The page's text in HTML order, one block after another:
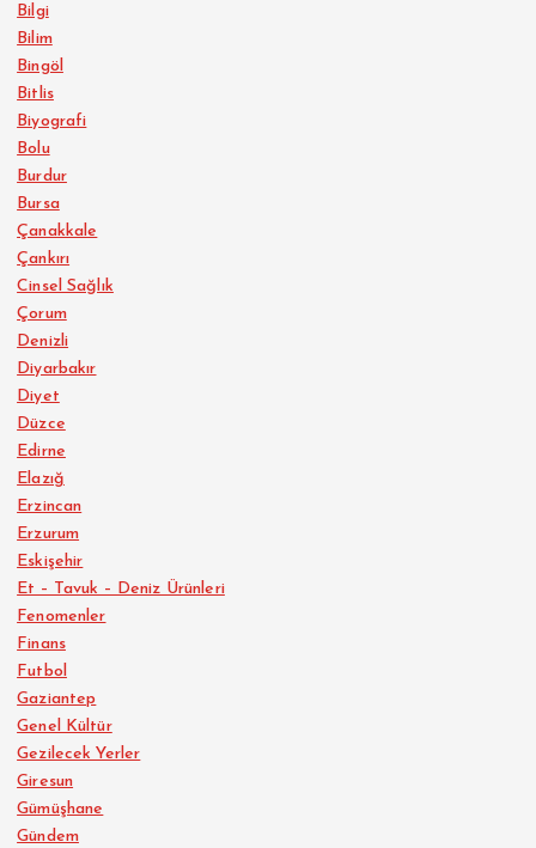
Bilgi
Bilim
Bingöl
Bitlis
Biyografi
Bolu
Burdur
Bursa
Çanakkale
Çankırı
Cinsel Sağlık
Çorum
Denizli
Diyarbakır
Diyet
Düzce
Edirne
Elazığ
Erzincan
Erzurum
Eskişehir
Et – Tavuk – Deniz Ürünleri
Fenomenler
Finans
Futbol
Gaziantep
Genel Kültür
Gezilecek Yerler
Giresun
Gümüşhane
Gündem